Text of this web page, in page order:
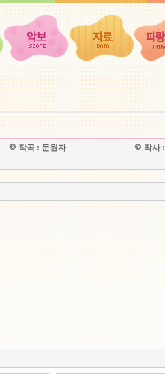
작곡 : 문원자 작사 :